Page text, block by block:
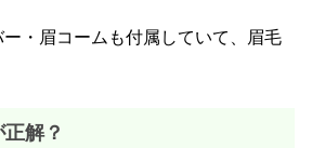
・眉コームも付属していて、眉毛
解？